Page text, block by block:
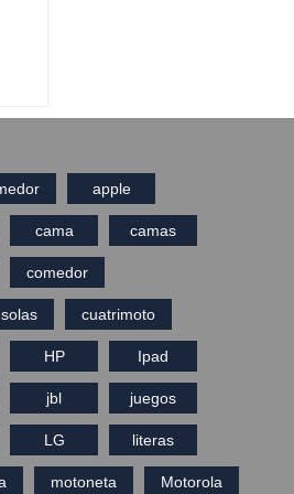
apple
cama camas
comedor
cuatrimoto
HP Ipad
jbl juegos
LG literas
motoneta Motorola